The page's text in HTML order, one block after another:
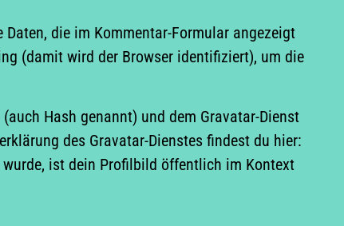
die im Kommentar-Formular angezeigt
(damit wird der Browser identifiziert), um die
Hash genannt) und dem Gravatar-Dienst
des Gravatar-Dienstes findest du hier:
ist dein Profilbild öffentlich im Kontext